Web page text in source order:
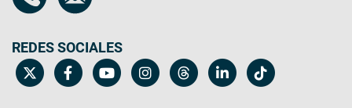
REDES SOCIALES